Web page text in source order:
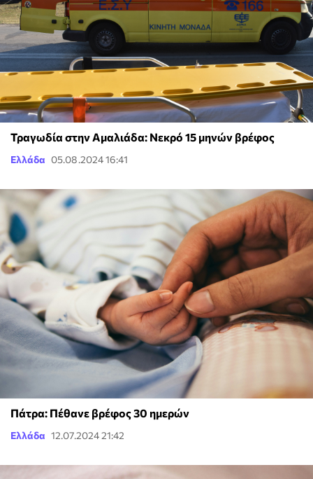
Τραγωδία στην Αμαλιάδα: Νεκρό 15 μηνών βρέφος
Ελλάδα 05.08.2024 16:41
Πάτρα: Πέθανε βρέφος 30 ημερών
Ελλάδα 12.07.2024 21:42